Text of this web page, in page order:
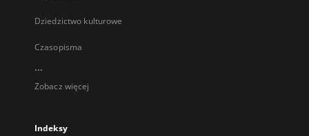
Dziedzictwo kulturowe
Czasopisma
...
Zobacz więcej
Indeksy